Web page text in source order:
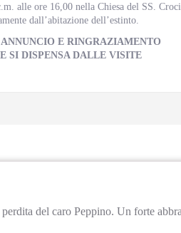
alle ore 16,00 nella Chiesa del SS.
dall’abitazione dell’estinto.
E RINGRAZIAMENTO
SI DISPENSA DALLE VISITE
del caro Peppino. Un forte